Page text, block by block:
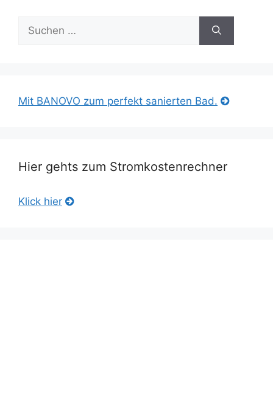
nach:
Mit BANOVO zum perfekt sanierten Bad.
Hier gehts zum Stromkostenrechner
Klick hier